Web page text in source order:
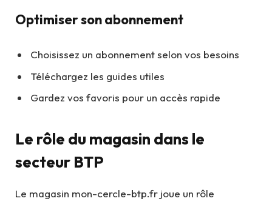
Optimiser son abonnement
Choisissez un abonnement selon vos besoins
Téléchargez les guides utiles
Gardez vos favoris pour un accès rapide
Le rôle du magasin dans le
secteur BTP
Le magasin mon-cercle-btp.fr joue un rôle